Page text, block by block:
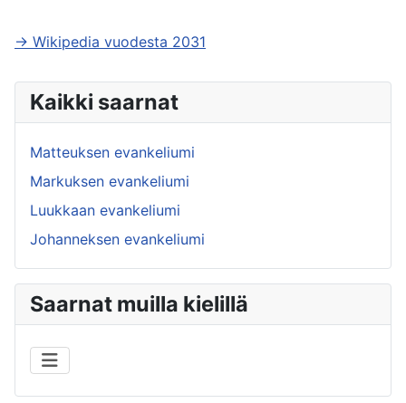
→ Wikipedia vuodesta 2031
Kaikki saarnat
Matteuksen evankeliumi
Markuksen evankeliumi
Luukkaan evankeliumi
Johanneksen evankeliumi
Saarnat muilla kielillä